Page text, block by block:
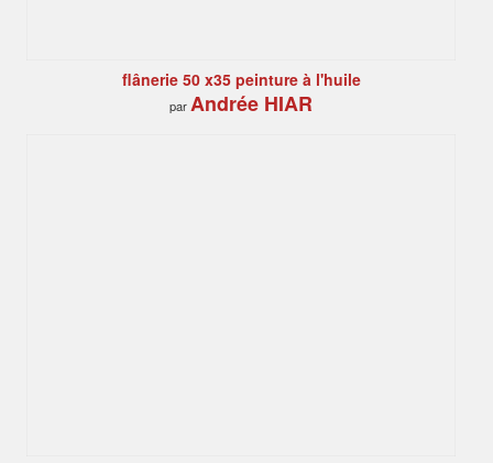
flânerie 50 x35 peinture à l'huile
parAndrée HIAR